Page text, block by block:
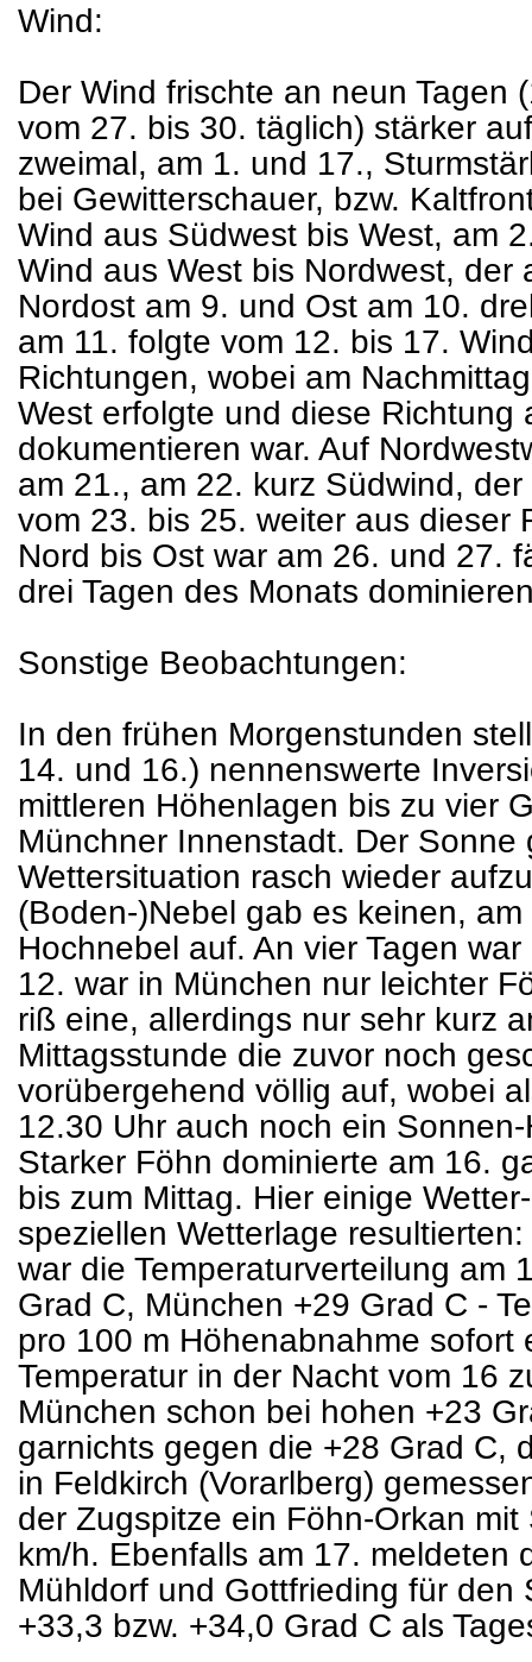
Wind:
Der Wind frischte an neun Tagen
vom 27. bis 30. täglich) stärker
zweimal, am 1. und 17.,
bei Gewitterschauer, bzw.
Wind aus Südwest bis West, am
Wind aus West bis Nordwest, der
Nordost am 9. und Ost am 10.
am 11. folgte vom 12. bis 17.
Richtungen, wobei am
West erfolgte und diese Richtung
dokumentieren war. Auf
am 21., am 22. kurz Südwind,
vom 23. bis 25. weiter aus dieser
Nord bis Ost war am 26. und 27.
drei Tagen des Monats
Sonstige Beobachtungen:
In den frühen Morgenstunden
14. und 16.) nennenswerte
mittleren Höhenlagen bis zu vier
Münchner Innenstadt. Der
Wettersituation rasch wieder
(Boden-)Nebel gab es keinen,
Hochnebel auf. An vier Tagen
12. war in München nur leichter
riß eine, allerdings nur sehr kurz
Mittagsstunde die zuvor noch
vorübergehend völlig auf, wobei
12.30 Uhr auch noch ein
Starker Föhn dominierte am 16.
bis zum Mittag. Hier einige
speziellen Wetterlage
war die Temperaturverteilung am
Grad C, München +29 Grad C -
pro 100 m Höhenabnahme sofort
Temperatur in der Nacht vom 16
München schon bei hohen +23
garnichts gegen die +28 Grad C,
in Feldkirch (Vorarlberg)
der Zugspitze ein Föhn-Orkan
km/h. Ebenfalls am 17. meldeten
Mühldorf und Gottfrieding für den
+33,3 bzw. +34,0 Grad C als